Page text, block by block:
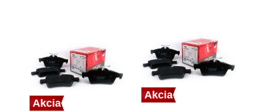
Akcia
Akcia